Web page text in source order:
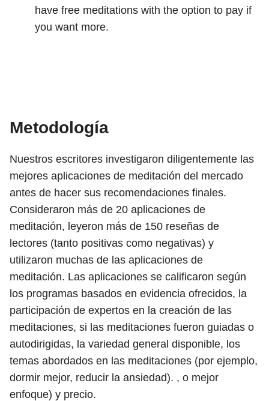
have free meditations with the option to pay if
you want more.
Metodología
Nuestros escritores investigaron diligentemente las
mejores aplicaciones de meditación del mercado
antes de hacer sus recomendaciones finales.
Consideraron más de 20 aplicaciones de
meditación, leyeron más de 150 reseñas de
lectores (tanto positivas como negativas) y
utilizaron muchas de las aplicaciones de
meditación. Las aplicaciones se calificaron según
los programas basados ​​en evidencia ofrecidos, la
participación de expertos en la creación de las
meditaciones, si las meditaciones fueron guiadas o
autodirigidas, la variedad general disponible, los
temas abordados en las meditaciones (por ejemplo,
dormir mejor, reducir la ansiedad). , o mejor
enfoque) y precio.